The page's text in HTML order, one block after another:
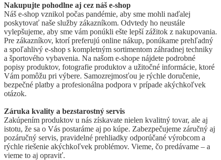
Nakupujte pohodlne aj cez náš e-shop
Náš e-shop vznikol počas pandémie, aby sme mohli naďalej
poskytovať naše služby zákazníkom. Odvtedy ho neustále
vylepšujeme, aby sme vám ponúkli ešte lepší zážitok z nakupovania.
Pre zákazníkov, ktorí preferujú online nákup, ponúkame prehľadný
a spoľahlivý e-shop s kompletným sortimentom záhradnej techniky
a športového vybavenia. Na našom e-shope nájdete podrobné
popisy produktov, fotografie produktov a užitočné informácie, ktoré
Vám pomôžu pri výbere. Samozrejmosťou je rýchle doručenie,
bezpečné platby a profesionálna podpora v prípade akýchkoľvek
otázok.
Záruka kvality a bezstarostný servis
Zakúpením produktov u nás získavate nielen kvalitný tovar, ale aj
istotu, že sa o Vás postaráme aj po kúpe. Zabezpečujeme záručný aj
pozáručný servis, pravidelné prehliadky odporúčané výrobcom a
rýchle riešenie akýchkoľvek problémov. Vieme, čo predávame – a
vieme to aj opraviť.